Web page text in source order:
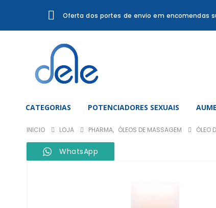
Oferta dos portes de envio em encomendas
CATEGORIAS POTENCIADORES SEXUAIS
INICIO LOJA PHARMA, ÓLEOS DE MASSAGEM ÓLEO
WhatsApp